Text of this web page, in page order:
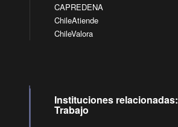
CAPREDENA
ChileAtiende
ChileValora
Instituciones relacionadas:
Trabajo